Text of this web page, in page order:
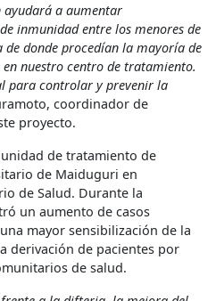
ayudará a aumentar
inmunidad entre los menores de
de donde procedían la mayoría de
nuestro centro de tratamiento.
para controlar y prevenir la
coordinador de
proyecto.
de tratamiento de
de Maiduguri en
de Salud. Durante la
un aumento de casos
mayor sensibilización de la
derivación de pacientes por
de salud.